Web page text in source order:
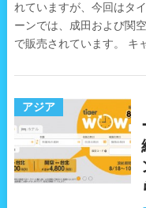
れていますが、今回はタ
ーンでは、成田および関
で販売されています。 キ
アジア